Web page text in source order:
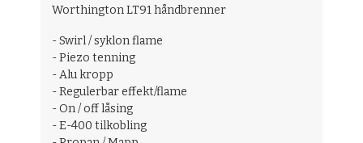
Worthington LT91 håndbrenner
- Swirl / syklon flame
- Piezo tenning
- Alu kropp
- Regulerbar effekt/flame
- On / off låsing
- E-400 tilkobling